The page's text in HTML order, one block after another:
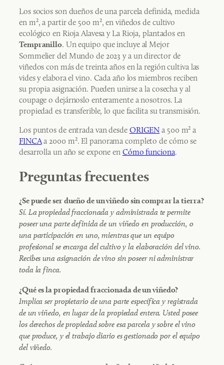
Los socios son dueños de una parcela definida, medida
en m², a partir de 500 m², en viñedos de cultivo
ecológico en Rioja Alavesa y La Rioja, plantados en
Tempranillo. Un equipo que incluye al Mejor
Sommelier del Mundo de 2023 y a un director de
viñedos con más de treinta años en la región cultiva las
vides y elabora el vino. Cada año los miembros reciben
su propia asignación. Pueden unirse a la cosecha y al
coupage o dejárnoslo enteramente a nosotros. La
propiedad es transferible, lo que facilita su transmisión.
Los puntos de entrada van desde ORIGEN a 500 m² a
FINCAa 2000 m². El panorama completo de cómo se
desarrolla un año se expone en Cómo funciona.
Preguntas frecuentes
¿Se puede ser dueño de un viñedo sin comprar la tierra?
Sí. La propiedad fraccionada y administrada te permite
poseer una parte definida de un viñedo en producción, o
una participación en uno, mientras que un equipo
profesional se encarga del cultivo y la elaboración del vino.
Recibes una asignación de vino sin poseer ni administrar
toda la finca.
¿Qué es la propiedad fraccionada de un viñedo?
Implica ser propietario de una parte específica y registrada
de un viñedo, en lugar de la propiedad entera. Usted posee
los derechos de propiedad sobre esa parcela y sobre el vino
que produce, y el trabajo diario es gestionado por el equipo
del viñedo.